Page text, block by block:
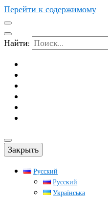
Перейти к содержимому
Найти:
Закрыть
Русский
Русский
Українська